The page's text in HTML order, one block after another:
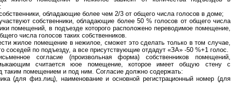
обладающие более чем 2/3 от общего числа голосов в доме;
собственники, обладающие более 50 % голосов от общего числа
помещений, в подъезде которого расположено переводимое помещение,
числа голосов таких собственников.
жилое помещение в нежилое, сможет это сделать только в том случае,
соседей по подъезду, а все присутствующие отдадут «ЗА» -50 %+1 голос.
согласие (произвольная форма) собственников помещений,
считается юое помещение, которое имеет общую стену с
таким помещением и под ним. Согласие должно содержать:
(для физ.лиц), наименование и основной регистрационный номер (для